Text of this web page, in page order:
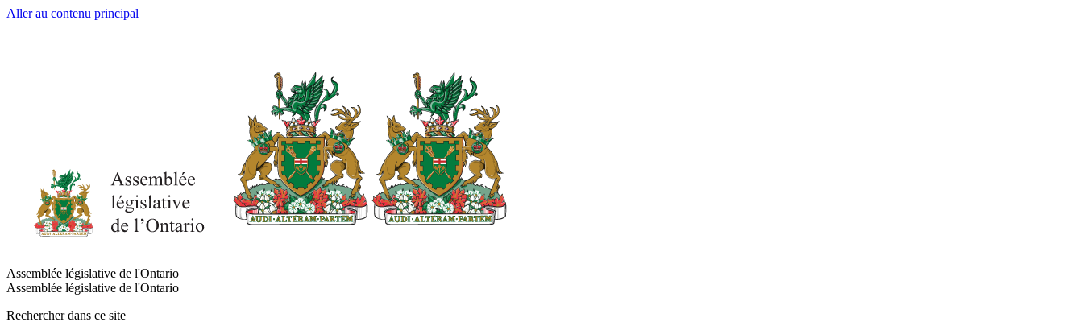
Aller au contenu principal
Assemblée législative de l'Ontario
Assemblée législative de l'Ontario
Rechercher dans ce site